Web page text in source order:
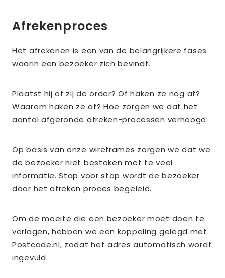
Afrekenproces
Het afrekenen is een van de belangrijkere fases
waarin een bezoeker zich bevindt.
Plaatst hij of zij de order? Of haken ze nog af?
Waarom haken ze af? Hoe zorgen we dat het
aantal afgeronde afreken-processen verhoogd.
Op basis van onze wireframes zorgen we dat we
de bezoeker niet bestoken met te veel
informatie. Stap voor stap wordt de bezoeker
door het afreken proces begeleid.
Om de moeite die een bezoeker moet doen te
verlagen, hebben we een koppeling gelegd met
Postcode.nl, zodat het adres automatisch wordt
ingevuld.